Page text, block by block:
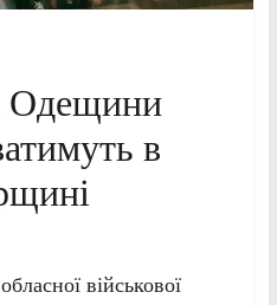
Одещини
в
військової